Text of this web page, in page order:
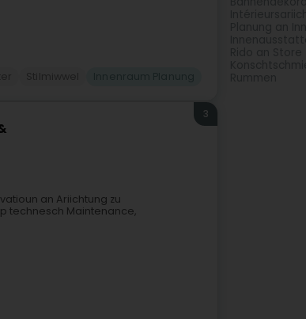
3
an Ariichtung zu
technesch Maintenance,